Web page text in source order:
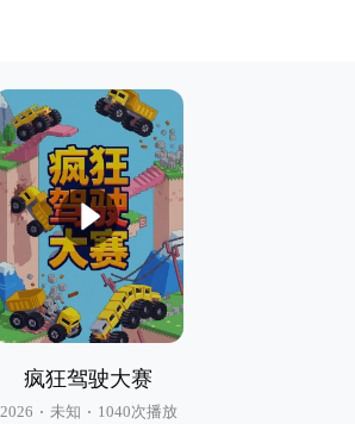
疯狂驾驶大赛
2026 未知 1040次播放